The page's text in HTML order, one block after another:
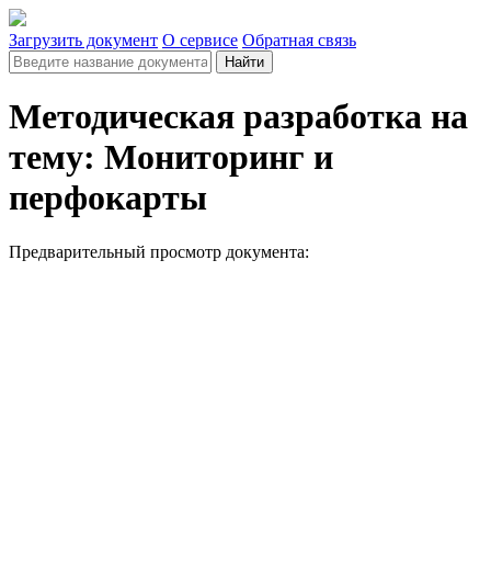
Загрузить документ О сервисе Обратная связь
Найти
Методическая разработка на
тему: Мониторинг и
перфокарты
Предварительный просмотр документа: